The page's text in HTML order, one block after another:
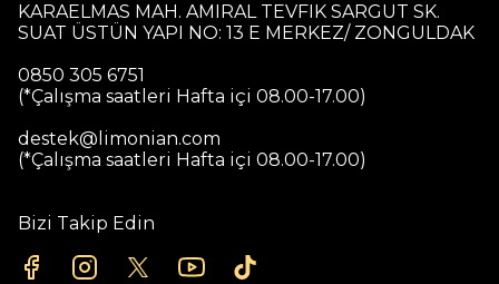
KARAELMAS MAH. AMIRAL TEVFIK SARGUT SK.
SUAT ÜSTÜN YAPI NO: 13 E MERKEZ/ ZONGULDAK
0850 305 6751
(*Çalışma saatleri Hafta içi 08.00-17.00)
destek@limonian.com
(*Çalışma saatleri Hafta içi 08.00-17.00)
Bizi Takip Edin